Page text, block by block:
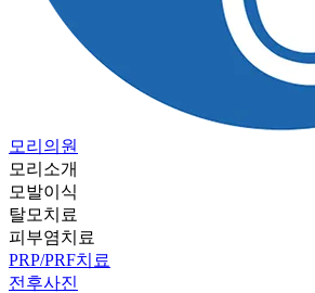
모리의원
모리소개
모발이식
탈모치료
피부염치료
PRP/PRF치료
전후사진